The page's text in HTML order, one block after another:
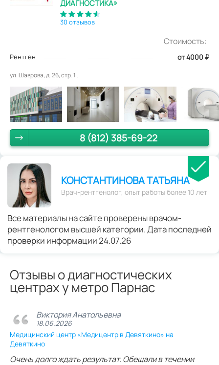
ДИАГНОСТИКА»
30 отзывов
Стоимость:
Рентген от 4000 ₽
ул. Шаврова, д. 26, стр. 1 .
8 (812) 385-69-22
КОНСТАНТИНОВА ТАТЬЯНА
Врач-рентгенолог, опыт работы более 10 лет
Все материалы на сайте проверены врачом-
рентгенологом высшей категории. Дата последней
проверки информации 24.07.26
Отзывы о диагностических
центрах у метро Парнас
Виктория Анатольевна
18.06.2026
Медицинский центр «Медицентр в Девяткино» на
Девяткино
Очень долго ждать результат. Обещали в течении